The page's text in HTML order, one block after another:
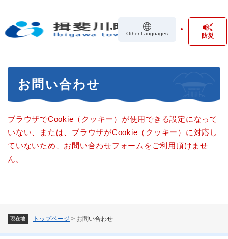
の
Other Languages 防災
現在地 トップページ > お問い合わせ
お問い合わせ
ブラウザでCookie（クッキー）が使用できる設定になって
いない、または、ブラウザがCookie（クッキー）に対応し
ていないため、お問い合わせフォームをご利用頂けませ
ん。